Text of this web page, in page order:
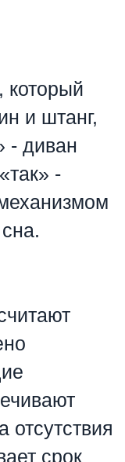
который
и штанг,
- диван
-
отсутствия
срок